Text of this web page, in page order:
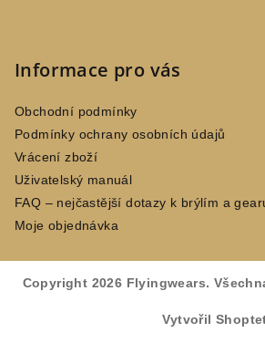
Informace pro vás
Obchodní podmínky
Podmínky ochrany osobních údajů
Vrácení zboží
Uživatelský manuál
FAQ – nejčastější dotazy k brýlím a
Moje objednávka
Copyright 2026 Flyingwears.
Vytvořil